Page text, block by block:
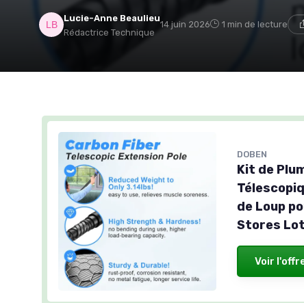
Lucie-Anne Beaulieu
Rédactrice Technique
14 juin 2026 1 min de lecture
DOBEN
Kit de
de Loup
Stores
Voir